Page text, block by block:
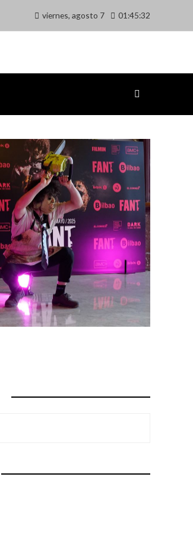
viernes, agosto 7 01:45:33